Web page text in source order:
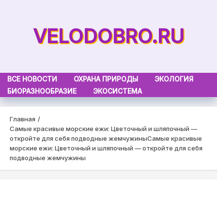
VELODOBRO.RU
ВСЕ НОВОСТИ ОХРАНА ПРИРОДЫ
ЭКОЛОГИЯ
БИОРАЗНООБРАЗИЕ
ЭКОСИСТЕМА
Главная
Самые красивые морские ежи: Цветочный и шляпочный —
откройте для себя подводные жемчужиныСамые красивые
морские ежи: Цветочный и шляпочный — откройте для себя
подводные жемчужины